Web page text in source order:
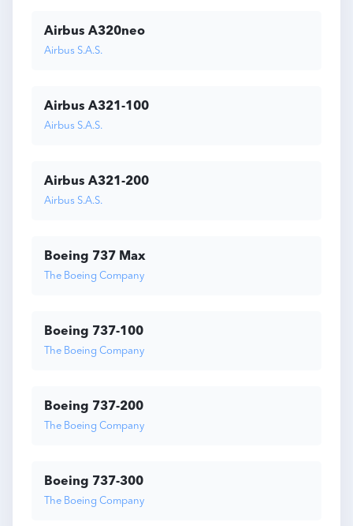
Airbus A320neo
Airbus S.A.S.
Airbus A321-100
Airbus S.A.S.
Airbus A321-200
Airbus S.A.S.
Boeing 737 Max
The Boeing Company
Boeing 737-100
The Boeing Company
Boeing 737-200
The Boeing Company
Boeing 737-300
The Boeing Company